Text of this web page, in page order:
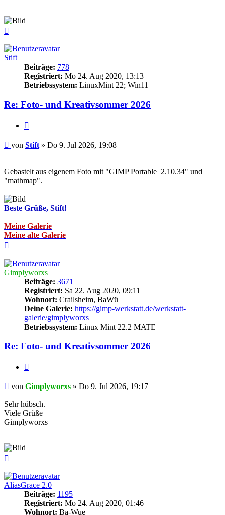
Stift
Beiträge: 778
Registriert: Mo 24. Aug 2020, 13:13
Betriebssystem: LinuxMint 22; Win11
Re: Foto- und Kreativsommer 2026
Beitrag
von Stift » Do 9. Jul 2026, 19:08
Gebastelt aus eigenem Foto mit "GIMP Portable_2.10.34" und
"mathmap".
Beste Grüße, Stift!
Meine Galerie
Meine alte Galerie
Gimplyworxs
Beiträge: 3671
Registriert: Sa 22. Aug 2020, 09:11
Wohnort: Crailsheim, BaWü
Deine Galerie: https://gimp-werkstatt.de/werkstatt-
galerie/gimplyworxs
Betriebssystem: Linux Mint 22.2 MATE
Re: Foto- und Kreativsommer 2026
Beitrag
von Gimplyworxs » Do 9. Jul 2026, 19:17
Sehr hübsch.
Viele Grüße
Gimplyworxs
AliasGrace 2.0
Beiträge: 1195
Registriert: Mo 24. Aug 2020, 01:46
Wohnort: Ba-Wue